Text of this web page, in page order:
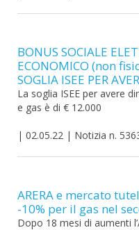
BONUS SOCIALE
ECONOMICO (non
SOGLIA ISEE PER
La soglia ISEE per avere
e gas è di € 12.000
| 02.05.22 | Notizia n.
ARERA e mercato
-10% per il gas nel
Dopo 18 mesi di aumenti